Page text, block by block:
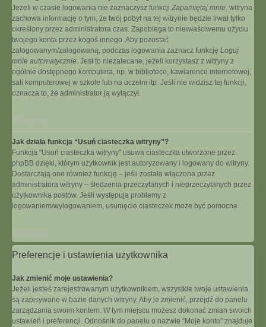
Jeżeli w czasie logowania nie zaznaczysz funkcji Zapamiętaj mnie, witryna
zachowa informację o tym, że twój pobyt na tej witrynie będzie trwał tylko
określony przez administratora czas. Zapobiega to niewłaściwemu użyciu
twojego konta przez kogoś innego. Aby pozostać
zalogowanym/zalogowaną, podczas logowania zaznacz funkcję Loguj
mnie automatycznie. Jest to niezalecane, jeżeli korzystasz z witryny z
ogólnie dostępnego komputera, np. w bibliotece, kawiarence internetowej,
sali komputerowej w szkole lub na uczelni itp. Jeśli nie widzisz tej funkcji,
oznacza to, że administrator ją wyłączył.
Na górę
Jak działa funkcja “Usuń ciasteczka witryny”?
Funkcja “Usuń ciasteczka witryny” usuwa ciasteczka utworzone przez
phpBB dzięki, którym użytkownik jest autoryzowany i logowany do witryny.
Dostarczają one również funkcję – jeśli została włączona przez
administratora witryny – śledzenia przeczytanych i nieprzeczytanych przez
użytkownika postów. Jeśli występują problemy z
logowaniem/wylogowaniem, usunięcie ciasteczek może być pomocne.
Na górę
Preferencje i ustawienia użytkownika
Jak zmienić moje ustawienia?
Jeżeli jesteś zarejestrowanym użytkownikiem, wszystkie twoje ustawienia
są zapisywane w bazie danych witryny. Aby je zmienić, przejdź do panelu
zarządzania swoim kontem. W tym miejscu możesz dokonać zmian swoich
ustawień i preferencji. Odnośnik do panelu o nazwie “Moje konto” znajduje